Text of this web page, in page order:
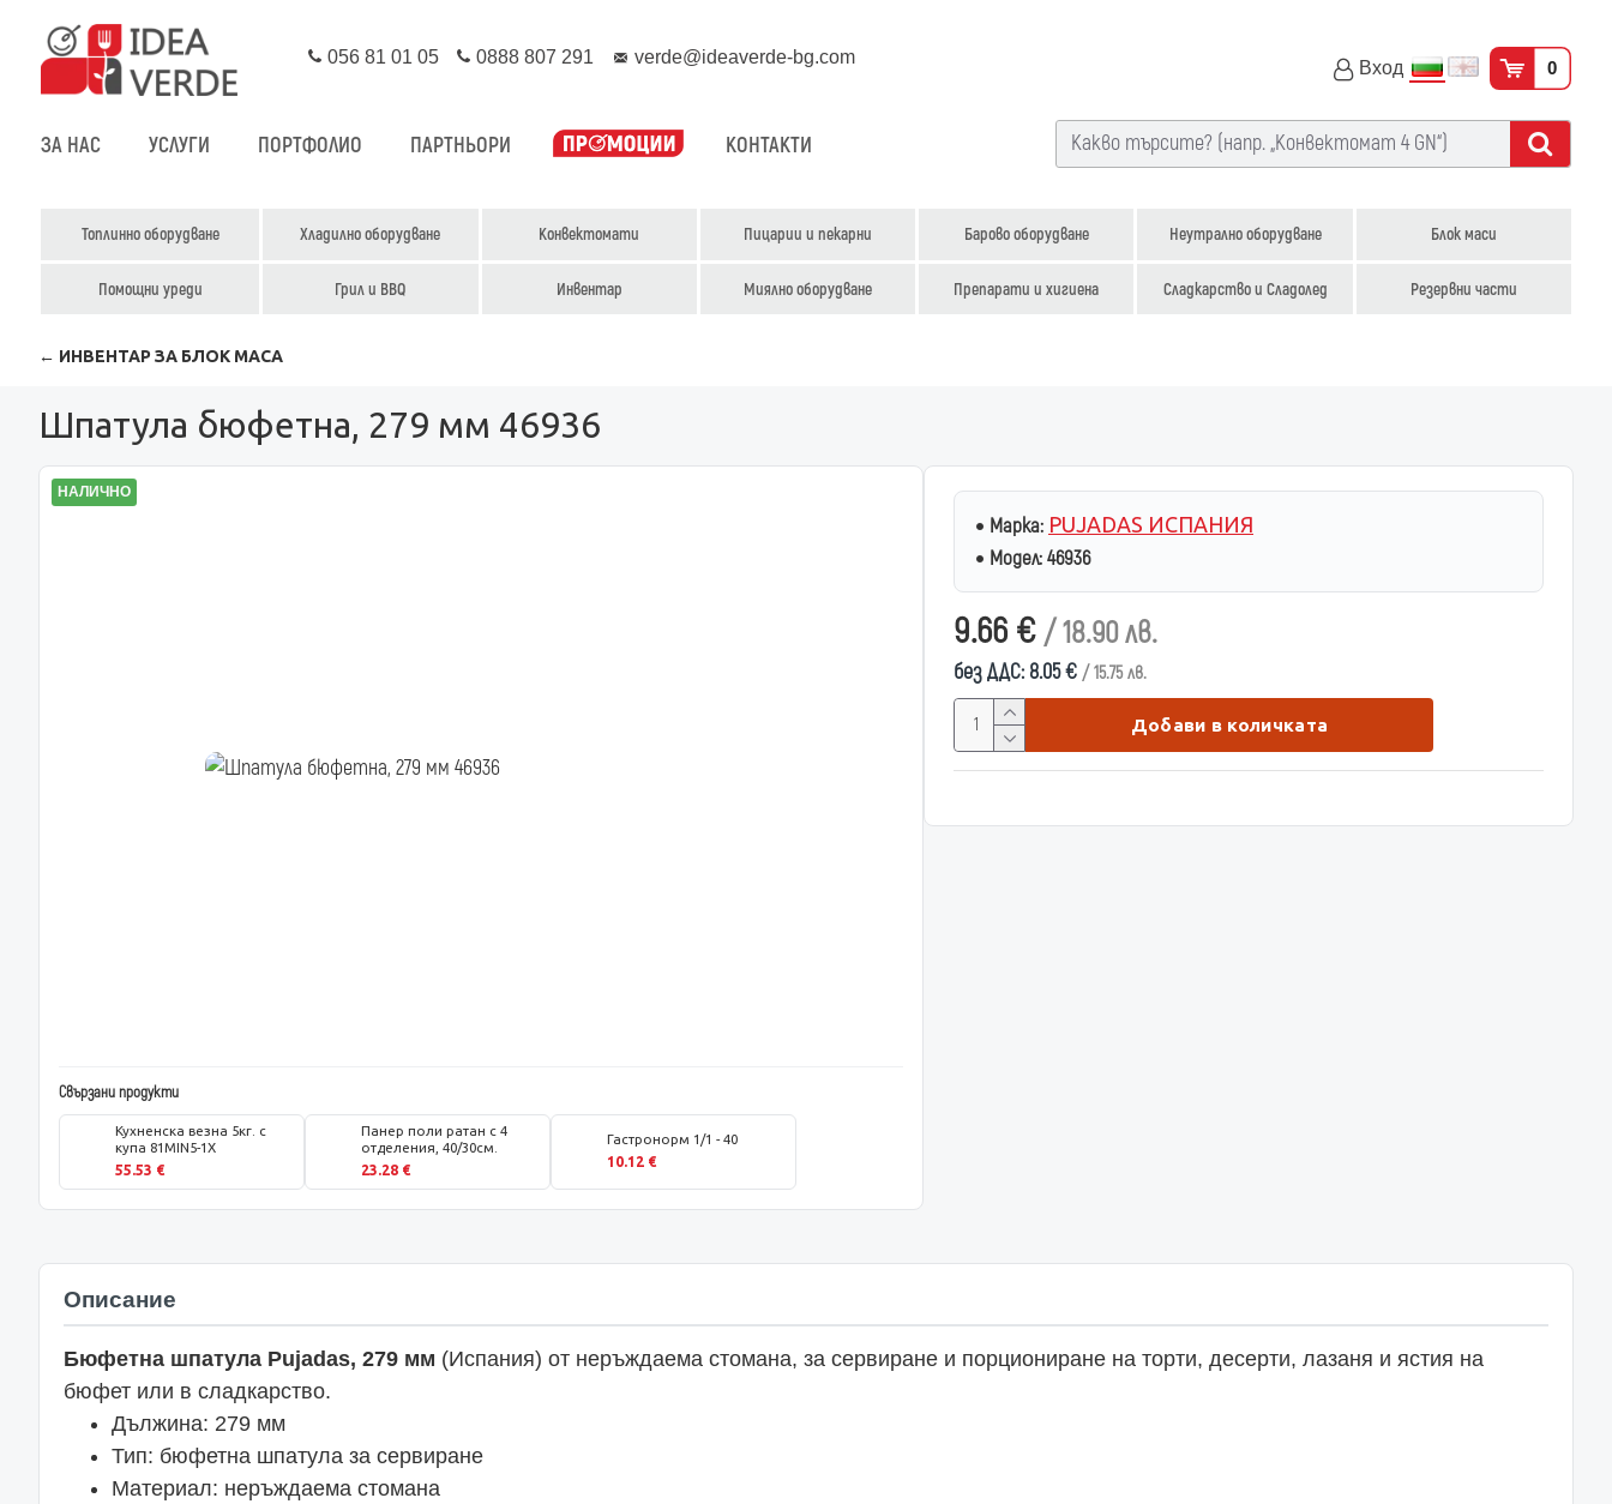
056 81 01 05 0888 807 291 verde@ideaverde-bg.com
Вход 0
ЗА НАС УСЛУГИ ПОРТФОЛИО ПАРТНЬОРИ КОНТАКТИ
Топлинно оборудване Хладилно оборудване Конвектомати Пицарии и пекарни Барово оборудване Неутрално оборудване Блок маси
Помощни уреди Грил и BBQ Инвентар Миялно оборудване Препарати и хигиена Сладкарство и Сладолед Резервни части
← ИНВЕНТАР ЗА БЛОК МАСА
Шпатула бюфетна, 279 мм 46936
НАЛИЧНО
Свързани продукти
Кухненска везна 5кг. с
купа 81MIN5-1X
55.53 €
Панер поли ратан с 4
отделения, 40/30см.
23.28 €
Гастронорм 1/1 - 40
10.12 €
9.66 € / 18.90 лв.
без ДДС: 8.05 € / 15.75 лв.
Марка: PUJADAS ИСПАНИЯ
Модел:46936
Добави в количката
Описание
Бюфетна шпатула Pujadas, 279 мм (Испания) от неръждаема стомана, за сервиране и порциониране на торти, десерти, лазаня и ястия на
бюфет или в сладкарство.
Дължина: 279 мм
Тип: бюфетна шпатула за сервиране
Материал: неръждаема стомана